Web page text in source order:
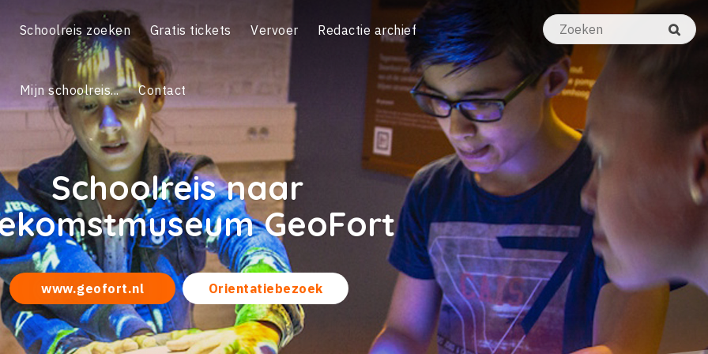
Schoolreis zoeken Gratis tickets Vervoer Redactie archief
Mijn schoolreis... Contact
Schoolreis naar
GeoFort
www.geofort.nl Orientatiebezoek